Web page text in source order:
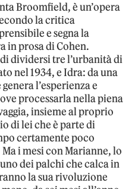
Broomfield, è un’opera
la critica
e segna la
in prosa di Cohen.
dividersi tre l’urbanità di
nel 1934, e Idra: da una
l’esperienza e
processarla nella piena
insieme al proprio
di lei che è parte di
certamente poco
i mesi con Marianne, lo
dei palchi che calca in
la sua rivoluzione